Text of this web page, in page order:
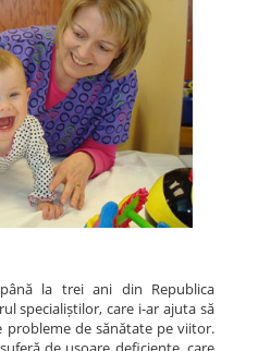
la trei ani din Republica
specialiștilor, care i-ar ajuta să
probleme de sănătate pe viitor.